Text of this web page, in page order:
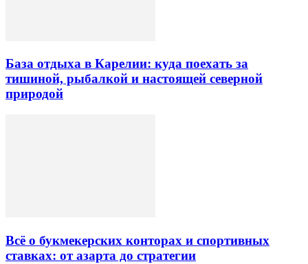
База отдыха в Карелии: куда поехать за
тишиной, рыбалкой и настоящей северной
природой
Всё о букмекерских конторах и спортивных
ставках: от азарта до стратегии